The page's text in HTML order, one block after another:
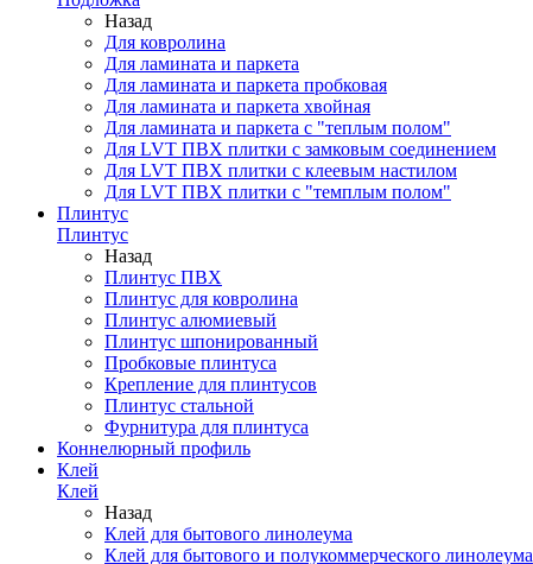
Назад
Для ковролина
Для ламината и паркета
Для ламината и паркета пробковая
Для ламината и паркета хвойная
Для ламината и паркета с "теплым полом"
Для LVT ПВХ плитки с замковым соединением
Для LVT ПВХ плитки с клеевым настилом
Для LVT ПВХ плитки с "темплым полом"
Плинтус
Плинтус
Назад
Плинтус ПВХ
Плинтус для ковролина
Плинтус алюмиевый
Плинтус шпонированный
Пробковые плинтуса
Крепление для плинтусов
Плинтус стальной
Фурнитура для плинтуса
Коннелюрный профиль
Клей
Клей
Назад
Клей для бытового линолеума
Клей для бытового и полукоммерческого линолеума